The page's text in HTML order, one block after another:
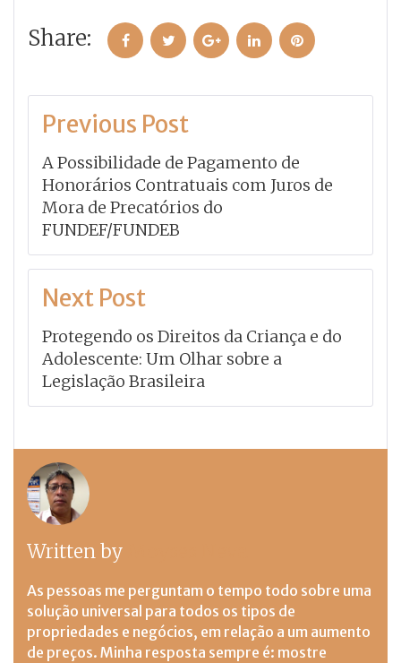
Share: FacebookTwitter Google+LinkedInPinterest
Navegação
Post
Previous Post
A Possibilidade de Pagamento de
Honorários Contratuais com Juros de
Mora de Precatórios do
FUNDEF/FUNDEB
Next Post
Protegendo os Direitos da Criança e do
Adolescente: Um Olhar sobre a
Legislação Brasileira
Written by
As pessoas me perguntam o tempo todo sobre uma
solução universal para todos os tipos de
propriedades e negócios, em relação a um aumento
de preços. Minha resposta sempre é: mostre